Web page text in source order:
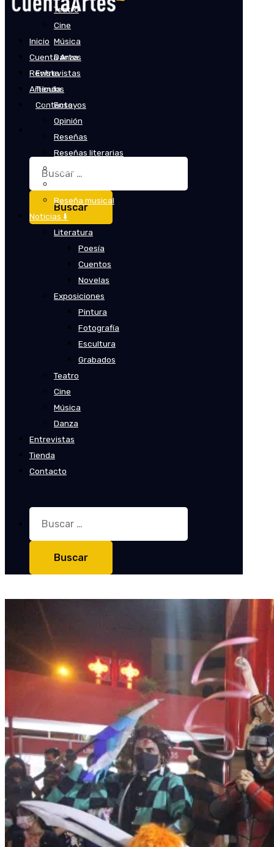
Teatro
Cine
Música
Danza
Entrevistas
Tienda
Contacto
Buscar:
Inicio
Cuenta Artes
Revista
Artículos
Ensayos
Opinión
Reseñas
Reseñas literarias
Reseña musical
Noticias ⬇️
Literatura
Poesía
Cuentos
Novelas
Exposiciones
Pintura
Fotografía
Escultura
Grabados
Teatro
Cine
Música
Danza
Entrevistas
Tienda
Contacto
Buscar: